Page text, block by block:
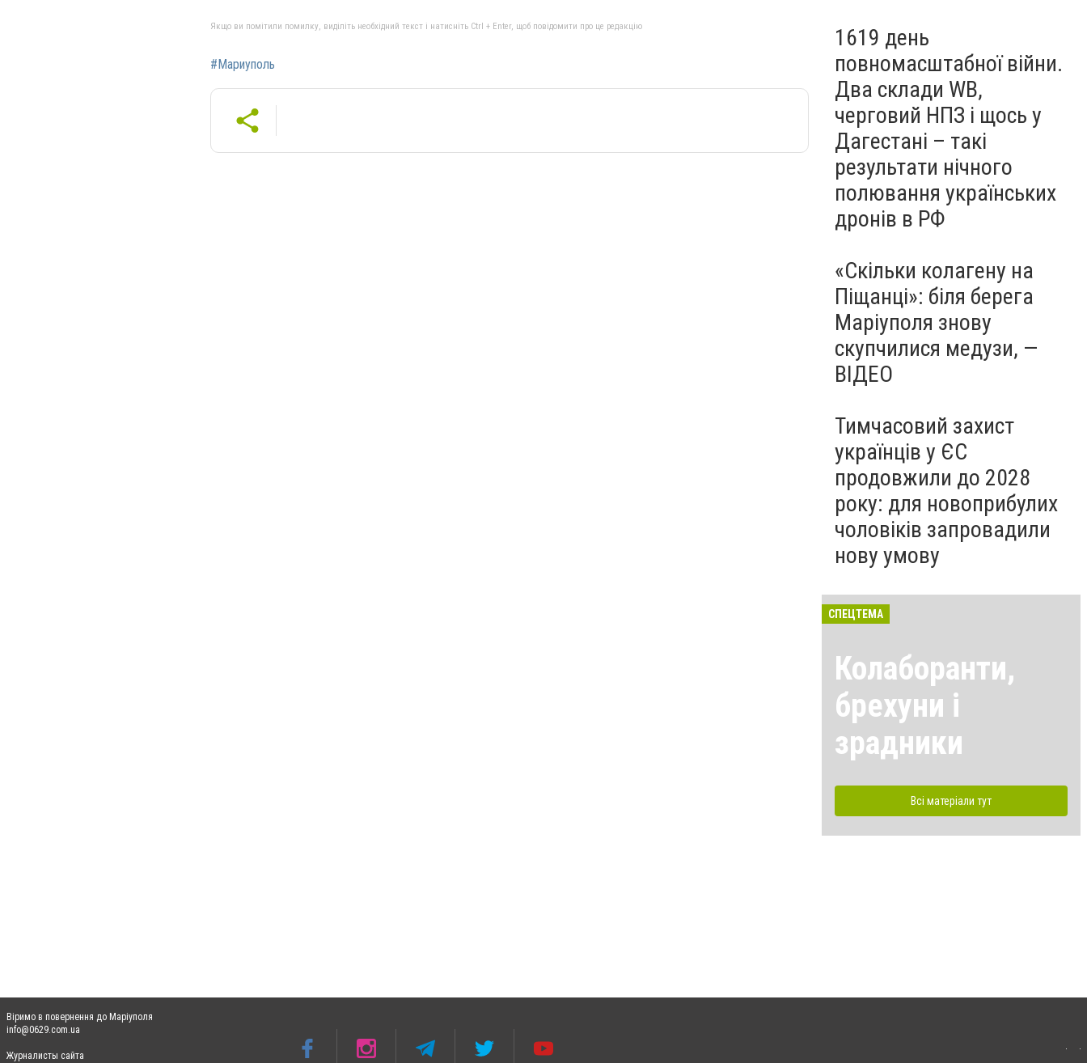
Якщо ви помітили помилку, виділіть необхідний текст і натисніть Ctrl + Enter, щоб повідомити про це редакцію
#Мариуполь
1619 день
повномасштабної війни.
Два склади WB,
черговий НПЗ і щось у
Дагестані – такі
результати нічного
полювання українських
дронів в РФ
«Скільки колагену на
Піщанці»: біля берега
Маріуполя знову
скупчилися медузи, —
ВІДЕО
Тимчасовий захист
українців у ЄС
продовжили до 2028
року: для новоприбулих
чоловіків запровадили
нову умову
СПЕЦТЕМА
Колаборанти,
брехуни і
зрадники
Всі матеріали тут
Віримо в повернення до Маріуполя
info@0629.com.ua
Журналисты сайта